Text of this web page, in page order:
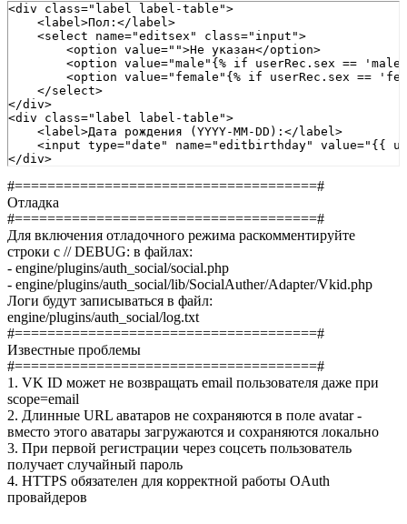
<div class="label label-table">
    <label>Пол:</label>
    <select name="editsex" class="input">
        <option value="">Не указан</option>
<option value="male"{% if userRec.sex ==
<option value="female"{% if userRec.sex ==
    </select>
</div>
<div class="label label-table">
    <label>Дата рождения (YYYY-MM-DD):</label>
<input type="date" name="editbirthday" value="{{
</div>
#=====================================#
Отладка
#=====================================#
Для включения отладочного режима раскомментируйте
строки с // DEBUG: в файлах:
- engine/plugins/auth_social/social.php
- engine/plugins/auth_social/lib/SocialAuther/Adapter/Vkid.php
Логи будут записываться в файл:
engine/plugins/auth_social/log.txt
#=====================================#
Известные проблемы
#=====================================#
1. VK ID может не возвращать email пользователя даже при
scope=email
2. Длинные URL аватаров не сохраняются в поле avatar -
вместо этого аватары загружаются и сохраняются локально
3. При первой регистрации через соцсеть пользователь
получает случайный пароль
4. HTTPS обязателен для корректной работы OAuth
провайдеров